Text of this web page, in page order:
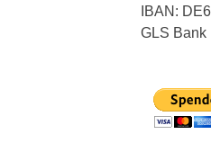
IBAN:
GLS Bank